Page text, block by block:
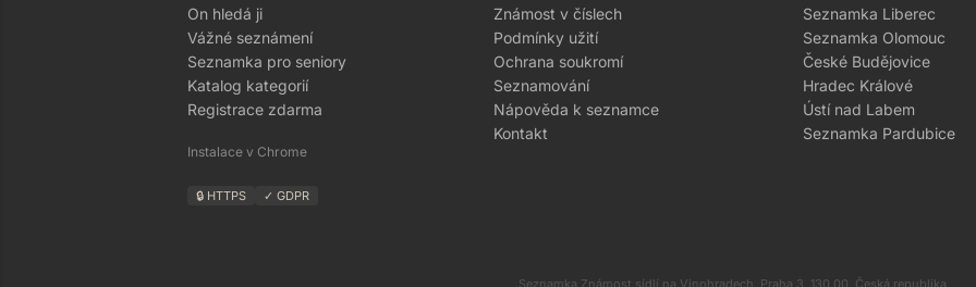
On hledá ji
Vážné seznámení
Seznamka pro seniory
Katalog kategorií
Registrace zdarma
Instalace v Chrome
🔒 HTTPS ✓ GDPR
Známost v číslech
Podmínky užití
Ochrana soukromí
Seznamování
Nápověda k seznamce
Kontakt
Seznamka Liberec
Seznamka Olomouc
České Budějovice
Hradec Králové
Ústí nad Labem
Seznamka Pardubice
Seznamka Známost sídlí na Vinohradech, Praha 3, 130 00, Česká republika